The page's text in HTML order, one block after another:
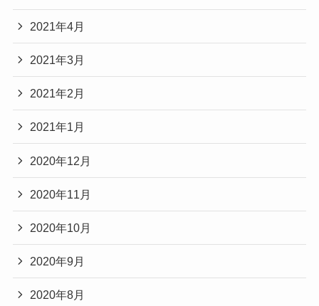
2021年4月
2021年3月
2021年2月
2021年1月
2020年12月
2020年11月
2020年10月
2020年9月
2020年8月